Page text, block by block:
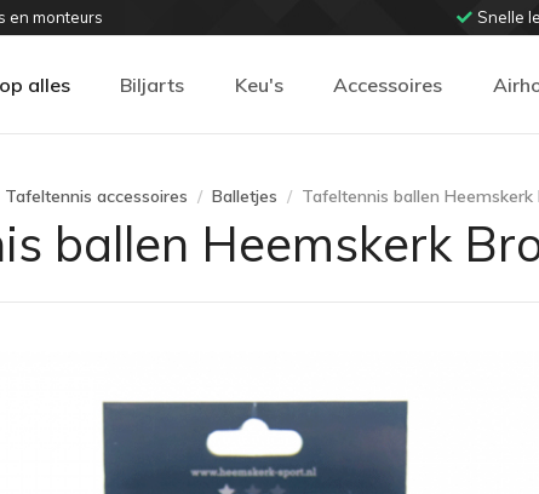
en monteurs Snelle
alles Biljarts Keu's Accessoires
Tafeltennis accessoires Balletjes Tafeltennis ballen
ballen Heemskerk